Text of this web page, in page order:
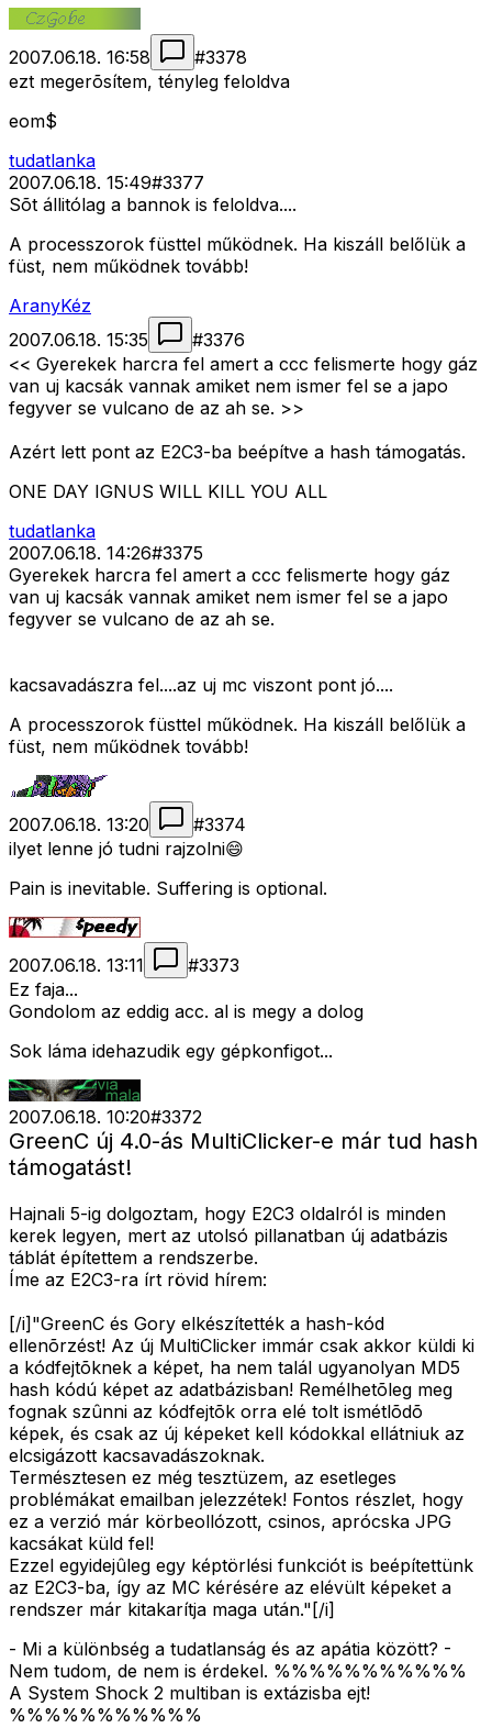
2007.06.18. 16:58 #3378
ezt megerõsítem, tényleg feloldva
eom$
tudatlanka
2007.06.18. 15:49#3377
Sõt állitólag a bannok is feloldva....
A processzorok füsttel működnek. Ha kiszáll belőlük a
füst, nem működnek tovább!
AranyKéz
2007.06.18. 15:35
#3376
<< Gyerekek harcra fel amert a ccc felismerte hogy gáz
van uj kacsák vannak amiket nem ismer fel se a japo
fegyver se vulcano de az ah se. >>
Azért lett pont az E2C3-ba beépítve a hash támogatás.
ONE DAY IGNUS WILL KILL YOU ALL
tudatlanka
2007.06.18. 14:26#3375
Gyerekek harcra fel amert a ccc felismerte hogy gáz
van uj kacsák vannak amiket nem ismer fel se a japo
fegyver se vulcano de az ah se.
kacsavadászra fel....az uj mc viszont pont jó....
A processzorok füsttel működnek. Ha kiszáll belőlük a
füst, nem működnek tovább!
2007.06.18. 13:20 #3374
ilyet lenne jó tudni rajzolni😄
Pain is inevitable. Suffering is optional.
2007.06.18. 13:11 #3373
Ez faja...
Gondolom az eddig acc. al is megy a dolog
Sok láma idehazudik egy gépkonfigot...
2007.06.18. 10:20#3372
GreenC új 4.0-ás MultiClicker-e már tud hash
támogatást!
Hajnali 5-ig dolgoztam, hogy E2C3 oldalról is minden
kerek legyen, mert az utolsó pillanatban új adatbázis
táblát építettem a rendszerbe.
Íme az E2C3-ra írt rövid hírem:
[/i]"GreenC és Gory elkészítették a hash-kód
ellenõrzést! Az új MultiClicker immár csak akkor küldi ki
a kódfejtõknek a képet, ha nem talál ugyanolyan MD5
hash kódú képet az adatbázisban! Remélhetõleg meg
fognak szûnni az kódfejtõk orra elé tolt ismétlõdõ
képek, és csak az új képeket kell kódokkal ellátniuk az
elcsigázott kacsavadászoknak.
Természtesen ez még tesztüzem, az esetleges
problémákat emailban jelezzétek! Fontos részlet, hogy
ez a verzió már körbeollózott, csinos, aprócska JPG
kacsákat küld fel!
Ezzel egyidejûleg egy képtörlési funkciót is beépítettünk
az E2C3-ba, így az MC kérésére az elévült képeket a
rendszer már kitakarítja maga után."[/i]
- Mi a különbség a tudatlanság és az apátia között? -
Nem tudom, de nem is érdekel. %%%%%%%%%%%
A System Shock 2 multiban is extázisba ejt!
%%%%%%%%%%%